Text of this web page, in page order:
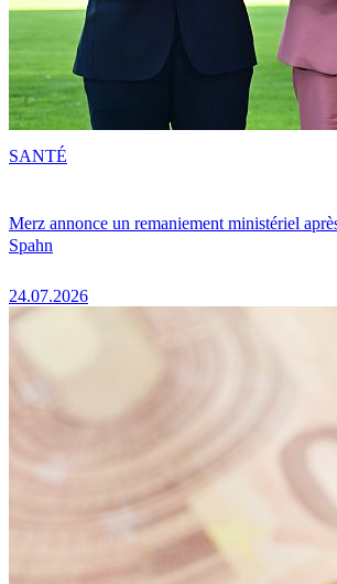
Merz annonce un remaniement ministériel
Spahn
24.07.2026
SANTÉ